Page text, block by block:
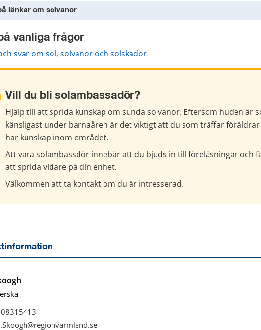
länkar om solvanor
vanliga frågor
svar om sol, solvanor och solskador
Vill du bli solambassadör?
Hjälp till att sprida kunskap om sunda solvanor. Eftersom huden är
känsligast under barnaåren är det viktigt att du som träffar
har kunskap inom området.
Att vara solambassdör innebär att du bjuds in till föreläsningar och
att sprida vidare på din enhet.
Välkommen att ta kontakt om du är intresserad.